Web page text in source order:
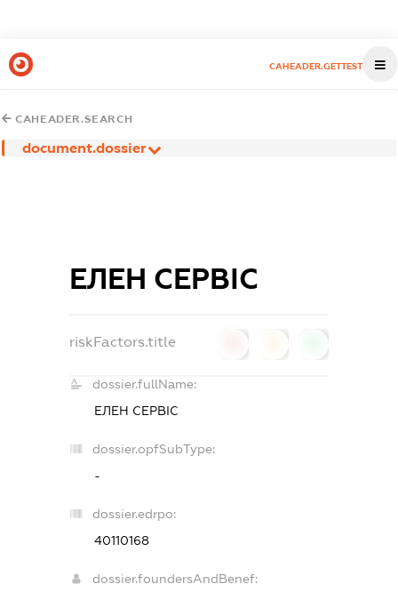
CAHEADER.GETTEST
CAHEADER.SEARCH
document.dossier
ЕЛЕН СЕРВІС
riskFactors.title
dossier.fullName:
ЕЛЕН СЕРВІС
dossier.opfSubType:
-
dossier.edrpo:
40110168
dossier.foundersAndBenef: